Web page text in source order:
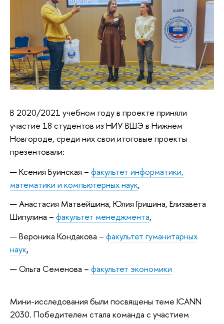
В 2020/2021 учебном году в проекте приняли
участие 18 студентов из НИУ ВШЭ в Нижнем
Новгороде, среди них свои итоговые проекты
презентовали:
Ксения Буинская – факультет информатики,
математики и компьютерных наук,
Анастасия Матвейшина, Юлия Гришина, Елизавета
Шипулина – факультет менеджмента,
Вероника Кондакова – факультет гуманитарных
наук,
Ольга Семенова – факультет экономики
Мини-исследования были посвящены теме ICANN
2030. Победителем стала команда с участием